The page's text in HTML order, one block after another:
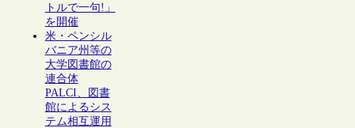
トルで一句!」
を開催
米・ペンシル
バニア州等の
大学図書館の
連合体
PALCI、図書
館によるシス
テム相互運用